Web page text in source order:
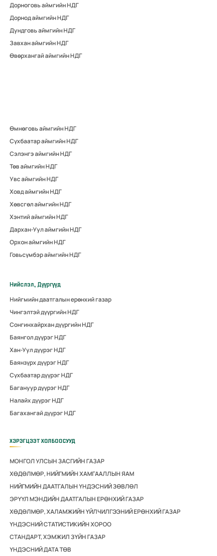
Дорноговь аймгийн НДГ
Дорнод аймгийн НДГ
Дундговь аймгийн НДГ
Завхан аймгийн НДГ
Өвөрхангай аймгийн НДГ
Өмнөговь аймгийн НДГ
Сүхбаатар аймгийн НДГ
Сэлэнгэ аймгийн НДГ
Төв аймгийн НДГ
Увс аймгийн НДГ
Ховд аймгийн НДГ
Хөвсгөл аймгийн НДГ
Хэнтий аймгийн НДГ
Дархан-Уул аймгийн НДГ
Орхон аймгийн НДГ
Говьсүмбэр аймгийн НДГ
Нийслэл, Дүүргүүд
Нийгмийн даатгалын ерөнхий газар
Чингэлтэй дүүргийн НДГ
Сонгинхайрхан дүүргийн НДГ
Баянгол дүүрэг НДГ
Хан-Уул дүүрэг НДГ
Баянзүрх дүүрэг НДГ
Сүхбаатар дүүрэг НДГ
Багануур дүүрэг НДГ
Налайх дүүрэг НДГ
Багахангай дүүрэг НДГ
ХЭРЭГЦЭЭТ ХОЛБООСУУД
МОНГОЛ УЛСЫН ЗАСГИЙН ГАЗАР
ХӨДӨЛМӨР, НИЙГМИЙН ХАМГААЛЛЫН ЯАМ
НИЙГМИЙН ДААТГАЛЫН ҮНДЭСНИЙ ЗӨВЛӨЛ
ЭРҮҮЛ МЭНДИЙН ДААТГАЛЫН ЕРӨНХИЙ ГАЗАР
ХӨДӨЛМӨР, ХАЛАМЖИЙН ҮЙЛЧИЛГЭЭНИЙ ЕРӨНХИЙ ГАЗАР
ҮНДЭСНИЙ СТАТИСТИКИЙН ХОРОО
СТАНДАРТ, ХЭМЖИЛ ЗҮЙН ГАЗАР
ҮНДЭСНИЙ ДАТА ТӨВ